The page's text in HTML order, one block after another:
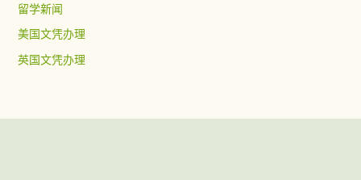
留学新闻
美国文凭办理
英国文凭办理